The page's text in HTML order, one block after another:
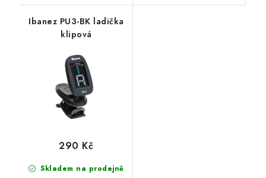
Ibanez PU3-BK ladička
klipová
Skladem na prodejně
290 Kč